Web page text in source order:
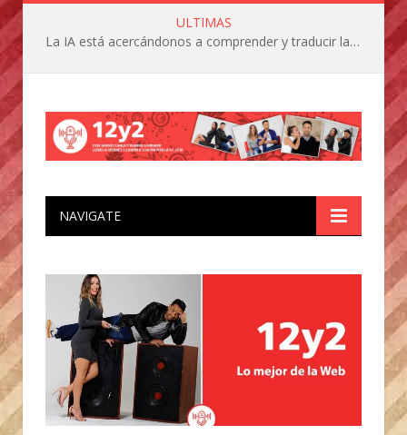
ULTIMAS
La IA está acercándonos a comprender y traducir las vocalizaciones y comportamientos de nuestras mascotas
NAVIGATE